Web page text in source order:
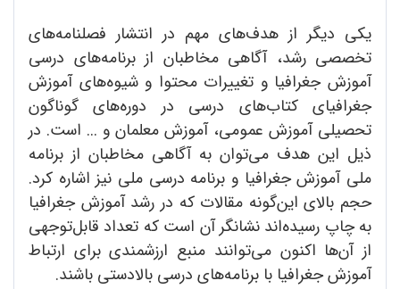
یکی دیگر از هدف‌های مهم در انتشار فصلنامه‌های
تخصصی رشد، آگاهی مخاطبان از برنامه‌های درسی
آموزش جغرافیا و تغییرات محتوا و شیوه‌های آموزش
جغرافیای کتاب‌های درسی در دوره‌های گوناگون
تحصیلی آموزش عمومی، آموزش معلمان و ... است. در
ذیل این هدف می‌توان به آگاهی مخاطبان از برنامه
ملی آموزش جغرافیا و برنامه درسی ملی نیز اشاره کرد.
حجم بالای این‌گونه مقالات که در رشد آموزش جغرافیا
به چاپ رسیده‌اند نشانگر آن است که تعداد قابل‌توجهی
از آن‌ها اکنون می‌توانند منبع ارزشمندی برای ارتباط
آموزش جغرافیا با برنامه‌های درسی بالادستی باشند.